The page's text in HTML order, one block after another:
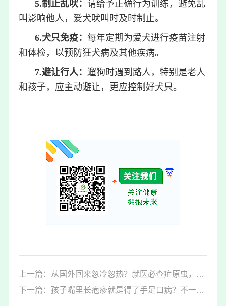
5.制止乱吠：请给予正确行为训练，避免乱
叫影响他人，爱犬吠叫时及时制止。
6.犬只免疫：每年定期为爱犬进行疫苗注射
和体检，以预防狂犬病及其他疾病。
7.避让行人：遛狗时遇到路人，特别是老人
和孩子，应主动避让，更应控制好犬只。
上一篇：从国外回来忽冷忽热？就医必查疟原虫，别等昏迷才后悔！
下一篇：孩子嘴里长疱疹就是得了手足口病？不一定，别忽略它→